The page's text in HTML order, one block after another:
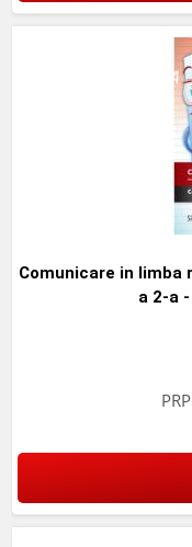
Comunicare in limba
a 2-a